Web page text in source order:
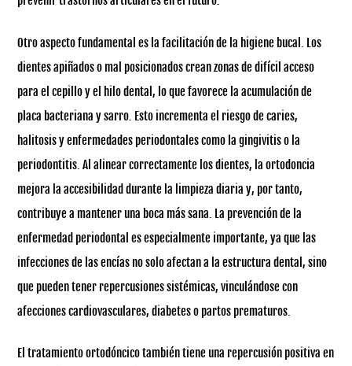
Otro aspecto fundamental es la facilitación de la higiene bucal. Los
dientes apiñados o mal posicionados crean zonas de difícil acceso
para el cepillo y el hilo dental, lo que favorece la acumulación de
placa bacteriana y sarro. Esto incrementa el riesgo de caries,
halitosis y enfermedades periodontales como la gingivitis o la
periodontitis. Al alinear correctamente los dientes, la ortodoncia
mejora la accesibilidad durante la limpieza diaria y, por tanto,
contribuye a mantener una boca más sana. La prevención de la
enfermedad periodontal es especialmente importante, ya que las
infecciones de las encías no solo afectan a la estructura dental, sino
que pueden tener repercusiones sistémicas, vinculándose con
afecciones cardiovasculares, diabetes o partos prematuros.
El tratamiento ortodóncico también tiene una repercusión positiva en